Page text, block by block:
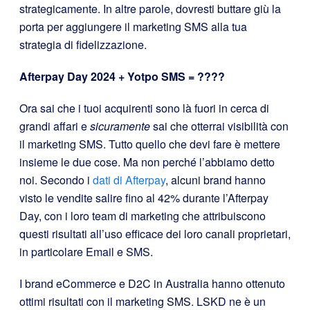
strategicamente. In altre parole, dovresti buttare giù la
porta per aggiungere il marketing SMS alla tua
strategia di fidelizzazione.
Afterpay Day 2024 + Yotpo SMS = ????
Ora sai che i tuoi acquirenti sono là fuori in cerca di
grandi affari esicuramentesai che otterrai visibilità con
il marketing SMS. Tutto quello che devi fare è mettere
insieme le due cose. Ma non perché l’abbiamo detto
noi. Secondo i dati di Afterpay, alcuni brand hanno
visto le vendite salire fino al 42% durante l’Afterpay
Day, con i loro team di marketing che attribuiscono
questi risultati all’uso efficace dei loro canali proprietari,
in particolare Email e SMS.
I brand eCommerce e D2C in Australia hanno ottenuto
ottimi risultati con il marketing SMS. LSKD ne è un